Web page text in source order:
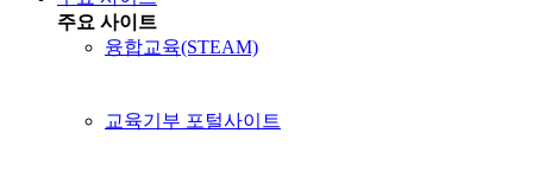
주요 사이트
융합교육(STEAM)
교육기부 포털사이트